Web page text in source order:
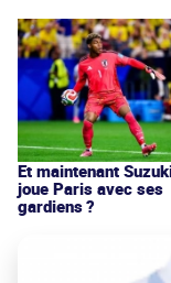
Et maintenant
joue Paris avec ses
gardiens ?